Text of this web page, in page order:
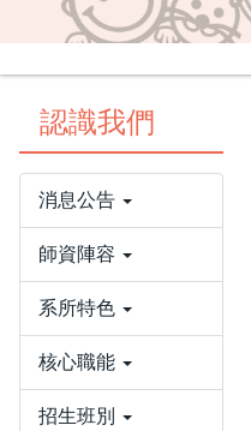
認識我們
消息公告
師資陣容
系所特色
核心職能
招生班別